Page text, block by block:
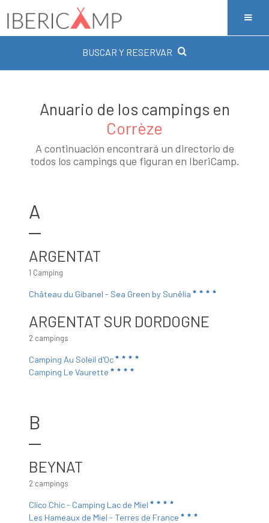
BUSCAR Y RESERVAR
Anuario de los campings en
Corrèze
A continuación encontrará un directorio de
todos los campings que figuran en IberiCamp.
A
ARGENTAT
1 Camping
Château du Gibanel - Sea Green by Sunêlia
ARGENTAT SUR DORDOGNE
2 campings
Camping Au Soleil d'Oc
Camping Le Vaurette
B
BEYNAT
2 campings
Clico Chic - Camping Lac de Miel
Les Hameaux de Miel - Terres de France